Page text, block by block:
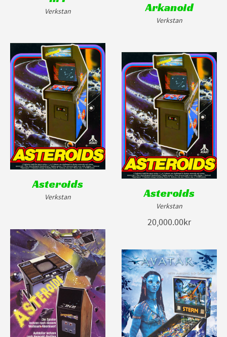
Verkstan Arkanoid
Verkstan
Asteroids
Verkstan Asteroids
Verkstan
20,000.00kr